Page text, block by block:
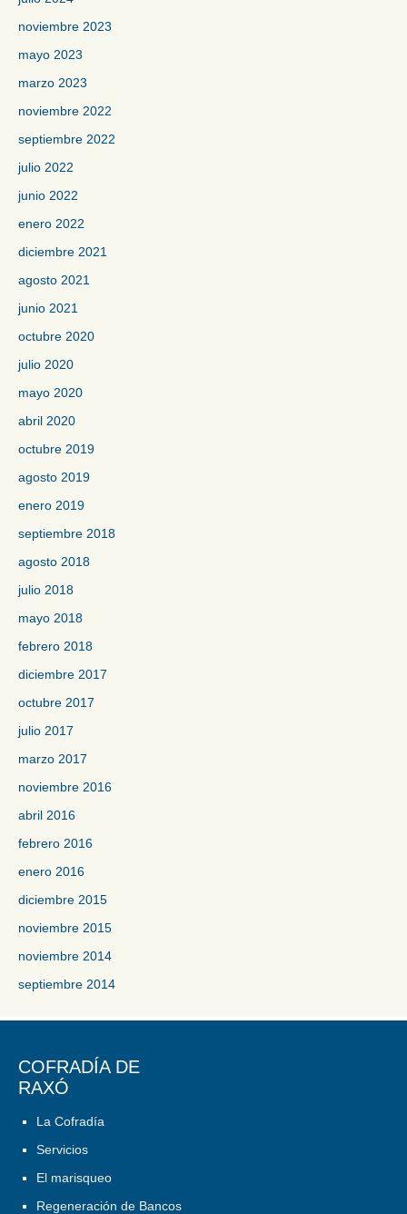
noviembre 2023
mayo 2023
marzo 2023
noviembre 2022
septiembre 2022
julio 2022
junio 2022
enero 2022
diciembre 2021
agosto 2021
junio 2021
octubre 2020
julio 2020
mayo 2020
abril 2020
octubre 2019
agosto 2019
enero 2019
septiembre 2018
agosto 2018
julio 2018
mayo 2018
febrero 2018
diciembre 2017
octubre 2017
julio 2017
marzo 2017
noviembre 2016
abril 2016
febrero 2016
enero 2016
diciembre 2015
noviembre 2015
noviembre 2014
septiembre 2014
COFRADÍA DE
RAXÓ
La Cofradía
Servicios
El marisqueo
Regeneración de Bancos